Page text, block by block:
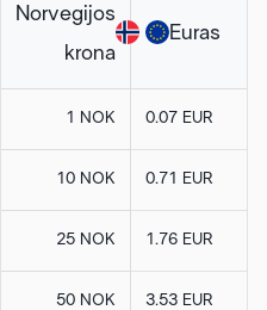
Norvegijos
krona
Euras
1 NOK 0.07 EUR
10 NOK 0.71 EUR
25 NOK 1.76 EUR
50 NOK 3.53 EUR